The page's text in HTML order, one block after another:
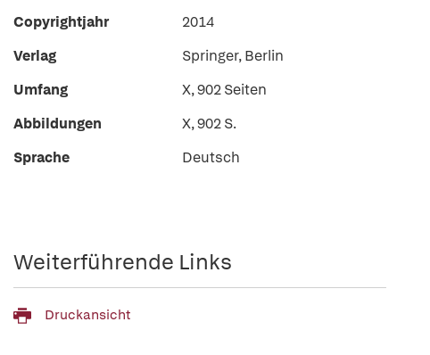
Copyrightjahr
2014
Verlag
Springer, Berlin
Umfang
X, 902 Seiten
Abbildungen
X, 902 S.
Sprache
Deutsch
Weiterführende Links
Druckansicht